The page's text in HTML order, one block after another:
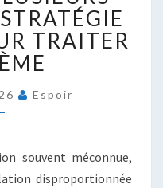
TRAITER
Espoir
souvent méconnue,
disproportionnée